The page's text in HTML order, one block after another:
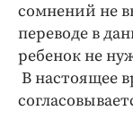
сомнений не
переводе в
ребенок не
В настоящее